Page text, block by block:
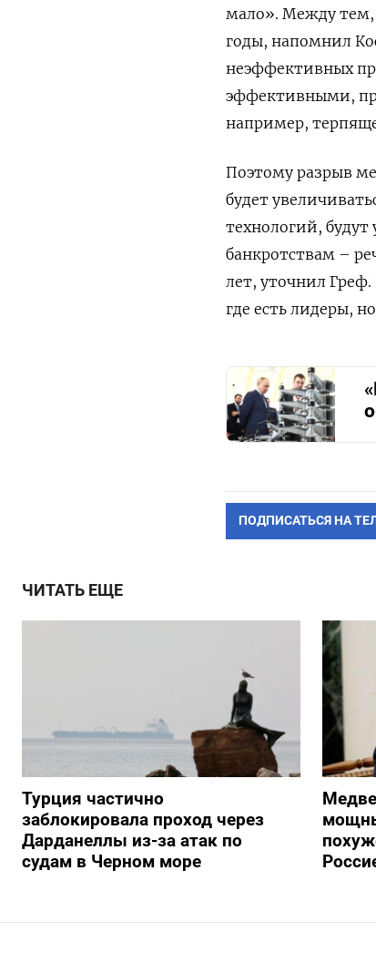
мало». Между тем,
годы, напомнил
неэффективных
эффективными,
например,
Поэтому разрыв
будет
технологий,
банкротствам –
лет, уточнил Греф.
где есть лидеры,
ПОДПИСАТЬСЯ НА
ЧИТАТЬ ЕЩЕ
Турция частично
заблокировала проход через
Дарданеллы из-за атак по
судам в Черном море